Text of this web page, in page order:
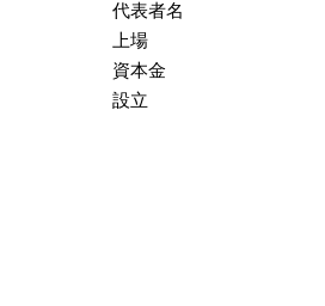
代表者名
上場
資本金
設立